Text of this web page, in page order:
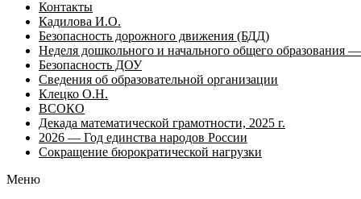
Контакты
Кадилова И.О.
Безопасность дорожного движения (БДД)
Неделя дошкольного и начального общего образования —
Безопасность ДОУ
Сведения об образовательной организации
Клецко О.Н.
ВСОКО
Декада математической грамотности, 2025 г.
2026 — Год единства народов России
Сокращение бюрократической нагрузки
Меню